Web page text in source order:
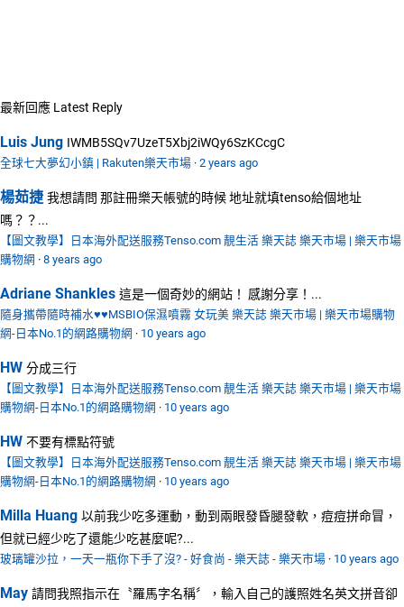
最新回應 Latest Reply
Luis Jung IWMB5SQv7UzeT5Xbj2iWQy6SzKCcgC
全球七大夢幻小鎮 | Rakuten樂天市場 · 2 years ago
楊茹捷 我想請問 那註冊樂天帳號的時候 地址就填tenso給個地址
嗎？？...
【圖文教學】日本海外配送服務Tenso.com 靚生活 樂天誌 樂天市場 | 樂天市場
購物網 · 8 years ago
Adriane Shankles 這是一個奇妙的網站！ 感謝分享！...
隨身攜帶隨時補水♥♥MSBIO保濕噴霧 女玩美 樂天誌 樂天市場 | 樂天市場購物
網-日本No.1的網路購物網 · 10 years ago
HW 分成三行
【圖文教學】日本海外配送服務Tenso.com 靚生活 樂天誌 樂天市場 | 樂天市場
購物網-日本No.1的網路購物網 · 10 years ago
HW 不要有標點符號
【圖文教學】日本海外配送服務Tenso.com 靚生活 樂天誌 樂天市場 | 樂天市場
購物網-日本No.1的網路購物網 · 10 years ago
Milla Huang 以前我少吃多運動，動到兩眼發昏腿發軟，痘痘拼命冒，
但就已經少吃了還能少吃甚麼呢?...
玻璃罐沙拉，一天一瓶你下手了沒? - 好食尚 - 樂天誌 - 樂天市場 · 10 years ago
May 請問我照指示在〝羅馬字名稱〞，輸入自己的護照姓名英文拼音卻